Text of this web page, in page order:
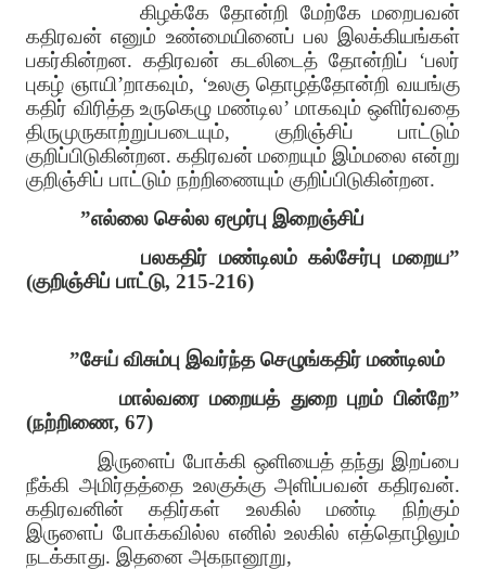
கிழக்கே தோன்றி மேற்கே மறைபவன்
கதிரவன் எனும் உண்மையினைப் பல இலக்கியங்கள்
பகர்கின்றன.கதிரவன் கடலிடைத் தோன்றிப் ‘பலர்
புகழ் ஞாயி’றாகவும், ‘உலகு தொழத்தோன்றி வயங்கு
கதிர் விரித்த உருகெழு மண்டில’மாகவும் ஒளிர்வதை
திருமுருகாற்றுப்படையும், குறிஞ்சிப் பாட்டும்
குறிப்பிடுகின்றன. கதிரவன் மறையும் இம்மலை என்று
குறிஞ்சிப் பாட்டும் நற்றிணையும் குறிப்பிடுகின்றன.
”எல்லை செல்ல ஏமூர்பு இறைஞ்சிப்
பலகதிர் மண்டிலம் கல்சேர்பு மறைய”
(குறிஞ்சிப் பாட்டு, 215-216)
”சேய் விசும்பு இவர்ந்த செழுங்கதிர் மண்டிலம்
மால்வரை மறையத் துறை புறம் பின்றே”
(நற்றிணை, 67)
இருளைப் போக்கி ஒளியைத் தந்து இறப்பை
நீக்கி அமிர்தத்தை உலகுக்கு அளிப்பவன் கதிரவன்.
கதிரவனின் கதிர்கள் உலகில் மண்டி நிற்கும்
இருளைப் போக்கவில்ல எனில் உலகில் எத்தொழிலும்
நடக்காது. இதனை அகநானூறு,